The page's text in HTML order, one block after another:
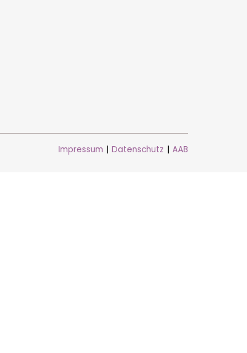
Impressum | Datenschutz | AAB